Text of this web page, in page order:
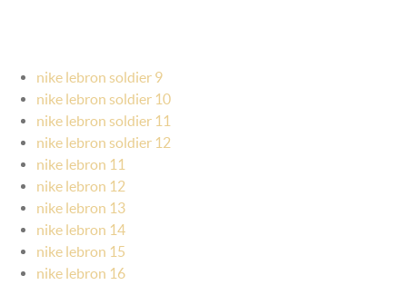
nike lebron soldier 9
nike lebron soldier 10
nike lebron soldier 11
nike lebron soldier 12
nike lebron 11
nike lebron 12
nike lebron 13
nike lebron 14
nike lebron 15
nike lebron 16